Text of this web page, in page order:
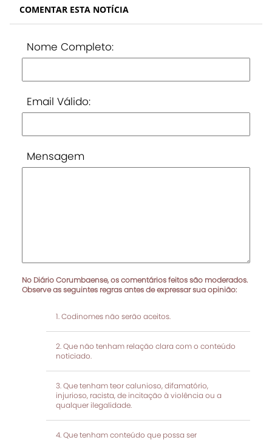
COMENTAR ESTA NOTÍCIA
Nome Completo:
Email Válido:
Mensagem
No Diário Corumbaense, os comentários feitos são moderados.
Observe as seguintes regras antes de expressar sua opinião:
Codinomes não serão aceitos.
Que não tenham relação clara com o conteúdo
noticiado.
Que tenham teor calunioso, difamatório,
injurioso, racista, de incitação à violência ou a
qualquer ilegalidade.
Que tenham conteúdo que possa ser